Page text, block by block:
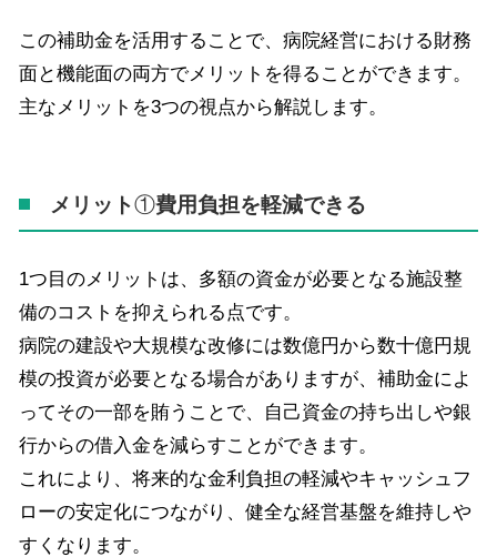
この補助金を活用することで、病院経営における財務
面と機能面の両方でメリットを得ることができます。
主なメリットを3つの視点から解説します。
メリット①費用負担を軽減できる
1つ目のメリットは、多額の資金が必要となる施設整
備のコストを抑えられる点です。
病院の建設や大規模な改修には数億円から数十億円規
模の投資が必要となる場合がありますが、補助金によ
ってその一部を賄うことで、自己資金の持ち出しや銀
行からの借入金を減らすことができます。
これにより、将来的な金利負担の軽減やキャッシュフ
ローの安定化につながり、健全な経営基盤を維持しや
すくなります。